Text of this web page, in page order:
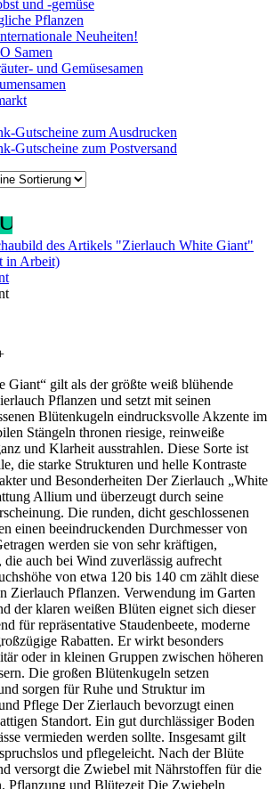
und -gemüse
Pflanzen
Neuheiten!
Samen
und Gemüsesamen
Gutscheine zum Ausdrucken
Gutscheine zum Postversand
Giant“ gilt als der größte weiß blühende
Pflanzen und setzt mit seinen
Blütenkugeln eindrucksvolle Akzente im
Stängeln thronen riesige, reinweiße
und Klarheit ausstrahlen. Diese Sorte ist
die starke Strukturen und helle Kontraste
und Besonderheiten Der Zierlauch „White
Allium und überzeugt durch seine
Die runden, dicht geschlossenen
einen beeindruckenden Durchmesser von
werden sie von sehr kräftigen,
die auch bei Wind zuverlässig aufrecht
von etwa 120 bis 140 cm zählt diese
Zierlauch Pflanzen. Verwendung im Garten
der klaren weißen Blüten eignet sich dieser
für repräsentative Staudenbeete, moderne
Rabatten. Er wirkt besonders
oder in kleinen Gruppen zwischen höheren
Die großen Blütenkugeln setzen
sorgen für Ruhe und Struktur im
Pflege Der Zierlauch bevorzugt einen
Standort. Ein gut durchlässiger Boden
vermieden werden sollte. Insgesamt gilt
und pflegeleicht. Nach der Blüte
versorgt die Zwiebel mit Nährstoffen für die
Pflanzung und Blütezeit Die Zwiebeln